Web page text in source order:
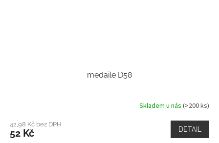
medaile D58
Skladem u nás (>200 ks)
42,98 Kč bez DPH
52 Kč DETAIL